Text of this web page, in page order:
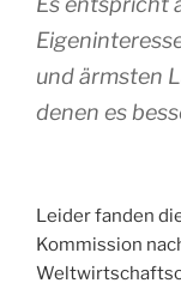
und ärmsten
denen es
Leider fanden
Kommission